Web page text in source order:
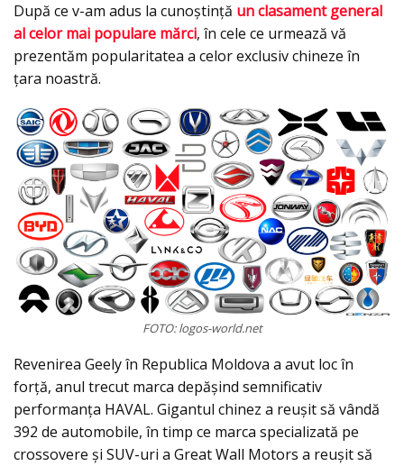
După ce v-am adus la cunoștință un clasament general
al celor mai populare mărci, în cele ce urmează vă
prezentăm popularitatea a celor exclusiv chineze în
țara noastră.
FOTO: logos-world.net
Revenirea Geely în Republica Moldova a avut loc în
forță, anul trecut marca depășind semnificativ
performanța HAVAL. Gigantul chinez a reușit să vândă
392 de automobile, în timp ce marca specializată pe
crossovere și SUV-uri a Great Wall Motors a reușit să